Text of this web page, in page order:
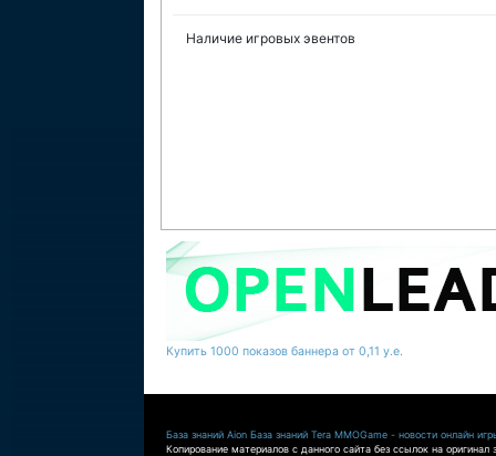
Наличие игровых эвентов
Купить 1000 показов баннера от 0,11 у.е.
База знаний Aion База знаний Tera MMOGame - новости онлайн
Копирование материалов с данного сайта без ссылок на оригинал